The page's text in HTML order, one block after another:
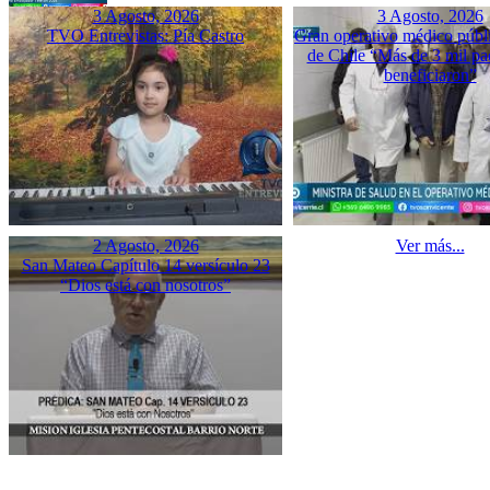
3 Agosto, 2026
TVO Entrevistas: Pía Castro
3 Agosto, 2026
Gran operativo médico
de Chile “Más de 3 mil
beneficiaron”
2 Agosto, 2026
San Mateo Capítulo 14 versículo 23
“Dios está con nosotros”
Ver más...